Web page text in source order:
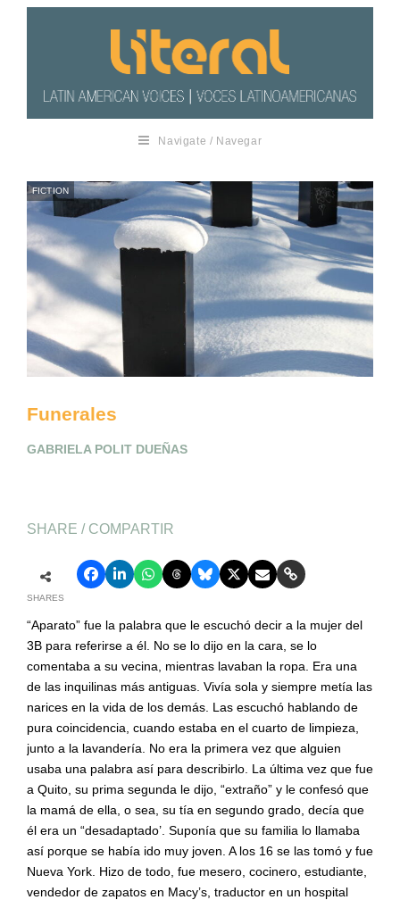
Navigate / Navegar
FICTION
Funerales
GABRIELA POLIT DUEÑAS
SHARE / COMPARTIR
SHARES
“Aparato” fue la palabra que le escuchó decir a la mujer del
3B para referirse a él. No se lo dijo en la cara, se lo
comentaba a su vecina, mientras lavaban la ropa. Era una
de las inquilinas más antiguas. Vivía sola y siempre metía las
narices en la vida de los demás. Las escuchó hablando de
pura coincidencia, cuando estaba en el cuarto de limpieza,
junto a la lavandería. No era la primera vez que alguien
usaba una palabra así para describirlo. La última vez que fue
a Quito, su prima segunda le dijo, “extraño” y le confesó que
la mamá de ella, o sea, su tía en segundo grado, decía que
él era un “desadaptado’. Suponía que su familia lo llamaba
así porque se había ido muy joven. A los 16 se las tomó y fue
Nueva York. Hizo de todo, fue mesero, cocinero, estudiante,
vendedor de zapatos en Macy’s, traductor en un hospital